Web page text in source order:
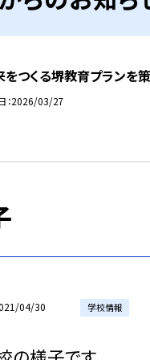
くる堺教育プランを策
2026/03/27
04/30 学校情報